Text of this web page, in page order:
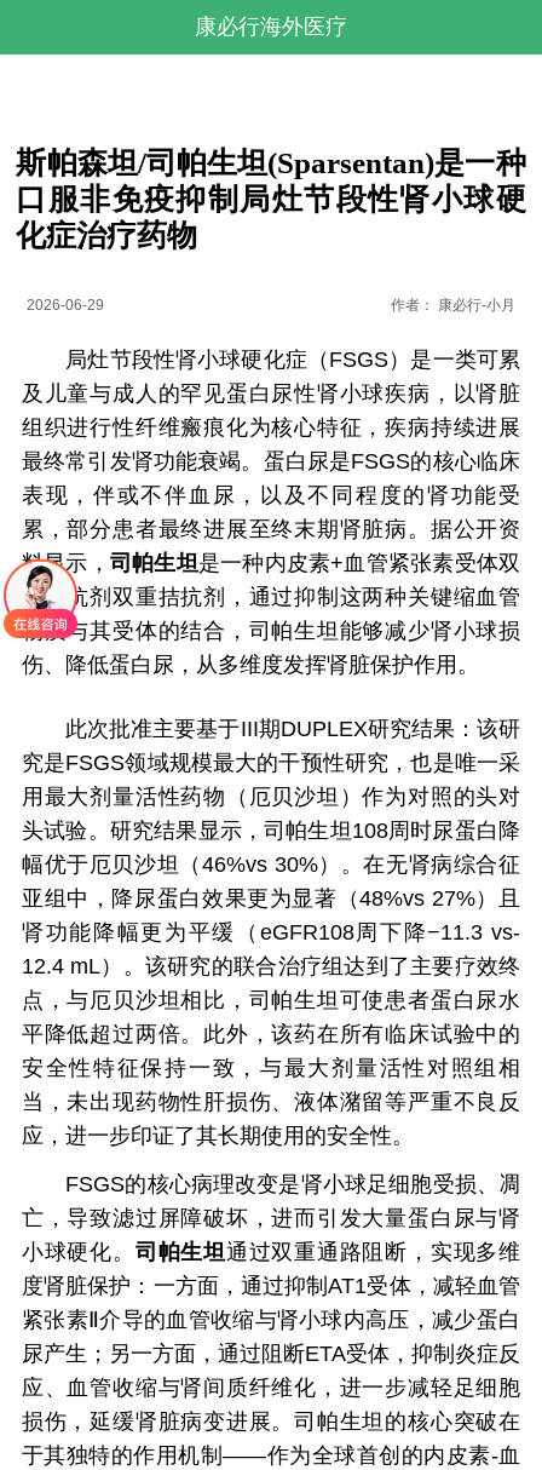
康必行海外医疗
斯帕森坦/司帕生坦(Sparsentan)是一种
口服非免疫抑制局灶节段性肾小球硬
化症治疗药物
2026-06-29 作者： 康必行-小月
局灶节段性肾小球硬化症（FSGS）是一类可累
及儿童与成人的罕见蛋白尿性肾小球疾病，以肾脏
组织进行性纤维瘢痕化为核心特征，疾病持续进展
最终常引发肾功能衰竭。蛋白尿是FSGS的核心临床
表现，伴或不伴血尿，以及不同程度的肾功能受
累，部分患者最终进展至终末期肾脏病。据公开资
料显示， 司帕生坦是一种内皮素+血管紧张素受体双
重拮抗剂双重拮抗剂，通过抑制这两种关键缩血管
物质与其受体的结合，司帕生坦能够减少肾小球损
伤、降低蛋白尿，从多维度发挥肾脏保护作用。
此次批准主要基于III期DUPLEX研究结果：该研
究是FSGS领域规模最大的干预性研究，也是唯一采
用最大剂量活性药物（厄贝沙坦）作为对照的头对
头试验。研究结果显示，司帕生坦108周时尿蛋白降
幅优于厄贝沙坦（46%vs 30%）。在无肾病综合征
亚组中，降尿蛋白效果更为显著（48%vs 27%）且
肾功能降幅更为平缓（eGFR108周下降−11.3 vs-
12.4 mL）。该研究的联合治疗组达到了主要疗效终
点，与厄贝沙坦相比，司帕生坦可使患者蛋白尿水
平降低超过两倍。此外，该药在所有临床试验中的
安全性特征保持一致，与最大剂量活性对照组相
当，未出现药物性肝损伤、液体潴留等严重不良反
应，进一步印证了其长期使用的安全性。
FSGS的核心病理改变是肾小球足细胞受损、凋
亡，导致滤过屏障破坏，进而引发大量蛋白尿与肾
小球硬化。 司帕生坦通过双重通路阻断，实现多维
度肾脏保护：一方面，通过抑制AT1受体，减轻血管
紧张素Ⅱ介导的血管收缩与肾小球内高压，减少蛋白
尿产生；另一方面，通过阻断ETA受体，抑制炎症反
应、血管收缩与肾间质纤维化，进一步减轻足细胞
损伤，延缓肾脏病变进展。司帕生坦的核心突破在
于其独特的作用机制——作为全球首创的内皮素-血